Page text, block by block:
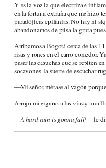
Y es la voz la que electriza e
en la fortuna extraña que me hizo
paradójicas epifanías. No hay ni
abandonamos de prisa la gruta
Arribamos a Bogotá cerca de las
risas y rones en el carro comedor.
pasar las casuchas que se repiten
socavones, la suerte de escuchar
―Mi señor, métase al vagón
Arrojo mi cigarro a las vías y una
―A hard rain is gonna fall!―le